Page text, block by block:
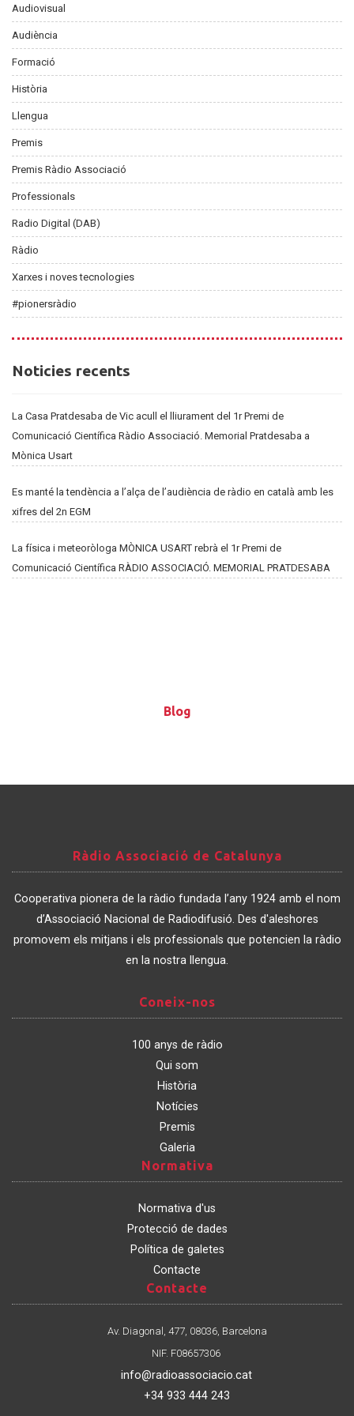
Audiovisual
Audiència
Formació
Història
Llengua
Premis
Premis Ràdio Associació
Professionals
Radio Digital (DAB)
Ràdio
Xarxes i noves tecnologies
#pionersràdio
Noticies
Noticies recents
La Casa Pratdesaba de Vic acull el lliurament del 1r Premi de
Comunicació Científica Ràdio Associació. Memorial Pratdesaba a
Mònica Usart
Es manté la tendència a l’alça de l’audiència de ràdio en català amb les
xifres del 2n EGM
La física i meteoròloga MÒNICA USART rebrà el 1r Premi de
Comunicació Científica RÀDIO ASSOCIACIÓ. MEMORIAL PRATDESABA
Blog
Blog
Associació
de
Catalunya
Ràdio Associació de Catalunya
Cooperativa pionera de la ràdio fundada l’any 1924 amb el nom
d’Associació Nacional de Radiodifusió. Des d'aleshores
promovem els mitjans i els professionals que potencien la ràdio
en la nostra llengua.
nos
Coneix-nos
100 anys de ràdio
Qui som
Història
Notícies
Premis
Galeria
Normativa
Normativa d'us
Protecció de dades
Política de galetes
Contacte
Contacte
Av. Diagonal, 477, 08036, Barcelona
NIF. F08657306
info@radioassociacio.cat
+34 933 444 243